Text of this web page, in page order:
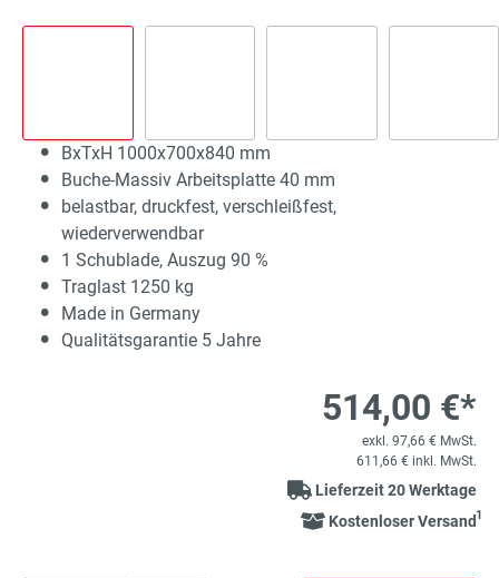
BxTxH 1000x700x840 mm
Buche-Massiv Arbeitsplatte 40 mm
belastbar, druckfest, verschleißfest,
wiederverwendbar
1 Schublade, Auszug 90 %
Traglast 1250 kg
Made in Germany
Qualitätsgarantie 5 Jahre
514,00 €*
exkl. 97,66 € MwSt.
611,66 € inkl. MwSt.
Lieferzeit 20 Werktage
Kostenloser Versand1